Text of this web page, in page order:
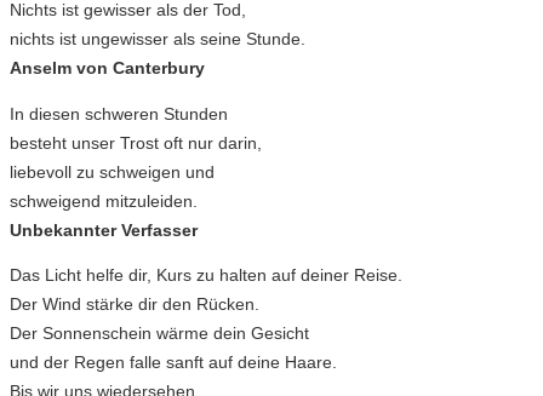
Nichts ist gewisser als der Tod,
nichts ist ungewisser als seine Stunde.
Anselm von Canterbury
In diesen schweren Stunden
besteht unser Trost oft nur darin,
liebevoll zu schweigen und
schweigend mitzuleiden.
Unbekannter Verfasser
Das Licht helfe dir, Kurs zu halten auf deiner Reise.
Der Wind stärke dir den Rücken.
Der Sonnenschein wärme dein Gesicht
und der Regen falle sanft auf deine Haare.
Bis wir uns wiedersehen,